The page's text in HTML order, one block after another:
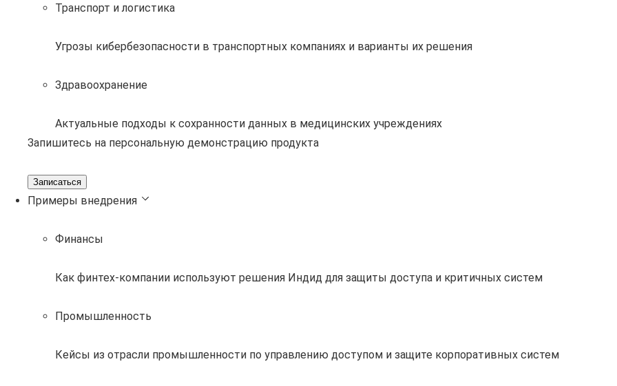
Транспорт и логистика
Угрозы кибербезопасности в транспортных компаниях и варианты их решения
Здравоохранение
Актуальные подходы к сохранности данных в медицинских учреждениях
Запишитесь на персональную демонстрацию продукта
Записаться
Примеры внедрения
Финансы
Как финтех-компании используют решения Индид для защиты доступа и критичных систем
Промышленность
Кейсы из отрасли промышленности по управлению доступом и защите корпоративных систем